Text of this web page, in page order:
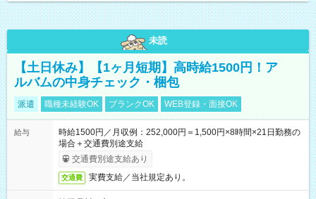
未読
【土日休み】【1ヶ月短期】高時給1500円！ア
ルバムの中身チェック・梱包
派遣 職種未経験OK ブランクOK WEB登録・面接OK
給与
時給1500円／月収例：252,000円＝1,500円×8時間×21日勤務の
場合＋交通費別途支給
交通費別途支給あり
交通費 実費支給／当社規定あり。